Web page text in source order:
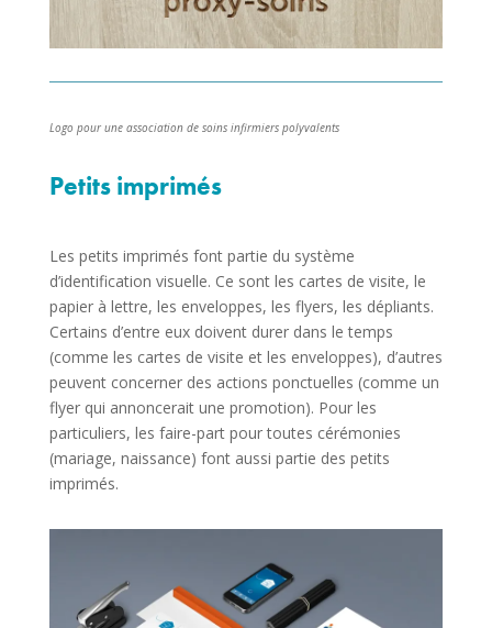
Logo pour une association de soins infirmiers polyvalents
Petits imprimés
Les petits imprimés font partie du système
d’identification visuelle. Ce sont les cartes de visite, le
papier à lettre, les enveloppes, les flyers, les dépliants.
Certains d’entre eux doivent durer dans le temps
(comme les cartes de visite et les enveloppes), d’autres
peuvent concerner des actions ponctuelles (comme un
flyer qui annoncerait une promotion). Pour les
particuliers, les faire-part pour toutes cérémonies
(mariage, naissance) font aussi partie des petits
imprimés.